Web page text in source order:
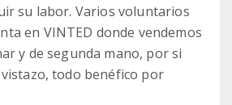
su labor. Varios voluntarios
en VINTED donde vendemos
y de segunda mano, por si
todo benéfico por